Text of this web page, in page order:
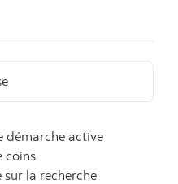
démarche active
coins
sur la recherche